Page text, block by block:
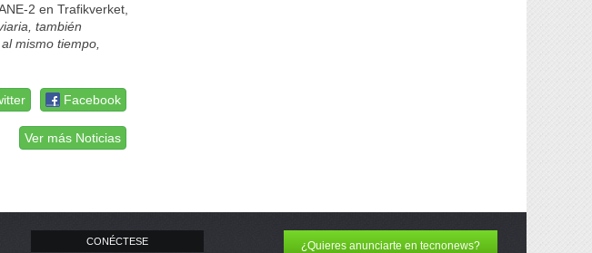
2 en Trafikverket,
también
mismo tiempo,
Facebook
Ver más Noticias
CONÉCTESE
¿Quieres anunciarte en tecnonews?